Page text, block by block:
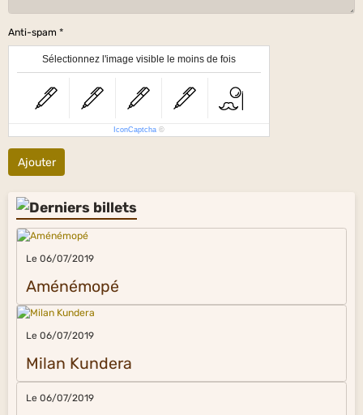
Anti-spam
Sélectionnez l'image visible le moins de fois
IconCaptcha ©
Ajouter
Le 06/07/2019
Aménémopé
Le 06/07/2019
Milan Kundera
Le 06/07/2019